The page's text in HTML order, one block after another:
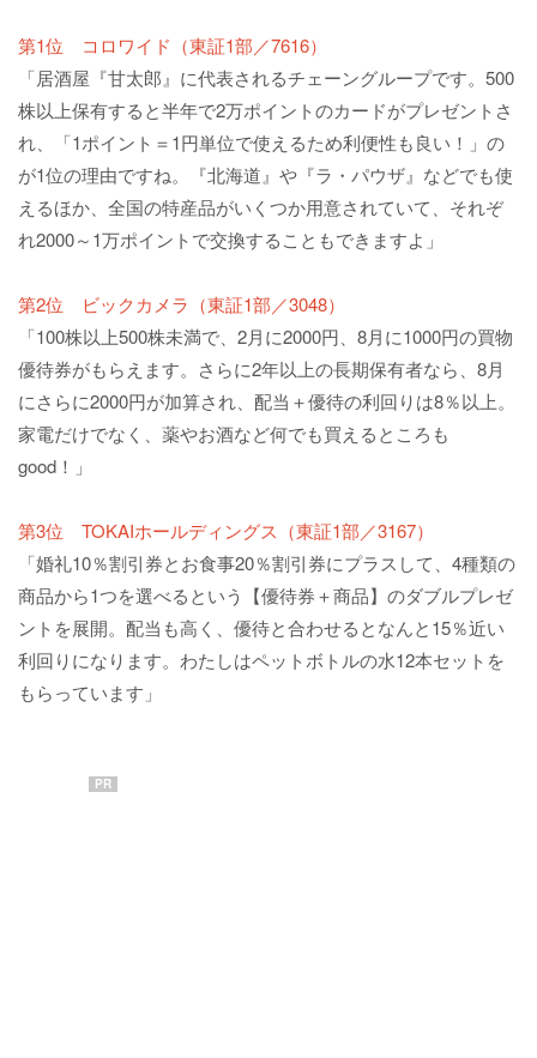
第1位 コロワイド（東証1部／7616）
「居酒屋『甘太郎』に代表されるチェーングループです。500
株以上保有すると半年で2万ポイントのカードがプレゼントさ
れ、「1ポイント＝1円単位で使えるため利便性も良い！」の
が1位の理由ですね。『北海道』や『ラ・パウザ』などでも使
えるほか、全国の特産品がいくつか用意されていて、それぞ
れ2000～1万ポイントで交換することもできますよ」
第2位 ビックカメラ（東証1部／3048）
「100株以上500株未満で、2月に2000円、8月に1000円の買物
優待券がもらえます。さらに2年以上の長期保有者なら、8月
にさらに2000円が加算され、配当＋優待の利回りは8％以上。
家電だけでなく、薬やお酒など何でも買えるところも
good！」
第3位 TOKAIホールディングス（東証1部／3167）
「婚礼10％割引券とお食事20％割引券にプラスして、4種類の
商品から1つを選べるという【優待券＋商品】のダブルプレゼ
ントを展開。配当も高く、優待と合わせるとなんと15％近い
利回りになります。わたしはペットボトルの水12本セットを
もらっています」
PR